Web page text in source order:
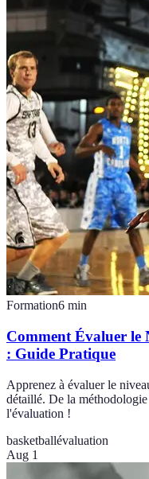
Formation6 min
Comment Évaluer le
: Guide Pratique
Apprenez à évaluer le
détaillé. De la
l'évaluation !
basketballévaluation
Aug 1